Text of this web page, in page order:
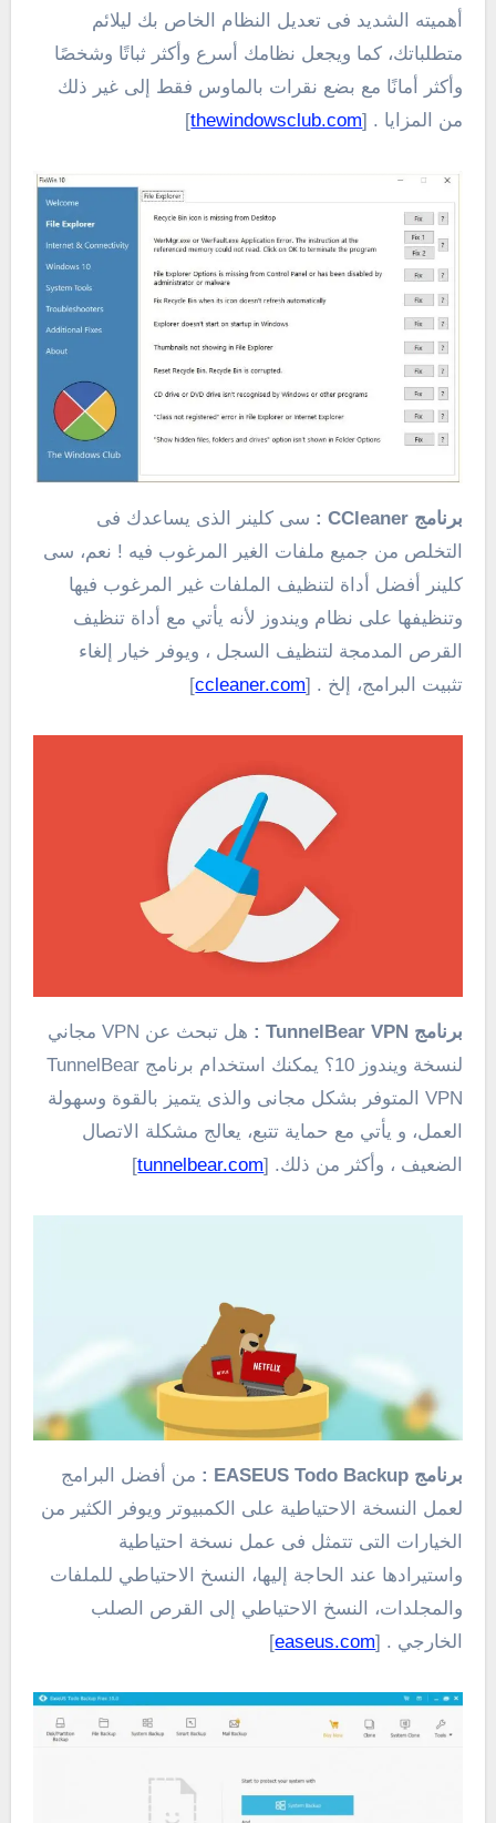
أهميته الشديد فى تعديل النظام الخاص بك ليلائم
متطلباتك، كما ويجعل نظامك أسرع وأكثر ثباتًا وشخصًا
وأكثر أمانًا مع بضع نقرات بالماوس فقط إلى غير ذلك
من المزايا . [thewindowsclub.com
]
برنامج CCleaner : سى كلينر الذى يساعدك فى
التخلص من جميع ملفات الغير المرغوب فيه ! نعم، سى
كلينر أفضل أداة لتنظيف الملفات غير المرغوب فيها
وتنظيفها على نظام ويندوز لأنه يأتي مع أداة تنظيف
القرص المدمجة لتنظيف السجل ، ويوفر خيار إلغاء
تثبيت البرامج، إلخ . [ccleaner.com
]
برنامج TunnelBear VPN :
هل تبحث عن VPN مجاني
لنسخة ويندوز 10؟ يمكنك استخدام برنامج TunnelBear
VPN المتوفر بشكل مجانى والذى يتميز بالقوة وسهولة
العمل، و يأتي مع حماية تتبع، يعالج مشكلة الاتصال
الضعيف ، وأكثر من ذلك. [tunnelbear.com
]
برنامج EASEUS Todo Backup :
من أفضل البرامج
لعمل النسخة الاحتياطية على الكمبيوتر ويوفر الكثير من
الخيارات التى تتمثل فى عمل نسخة احتياطية
واستيرادها عند الحاجة إليها، النسخ الاحتياطي للملفات
والمجلدات، النسخ الاحتياطي إلى القرص الصلب
الخارجي . [easeus.com
]